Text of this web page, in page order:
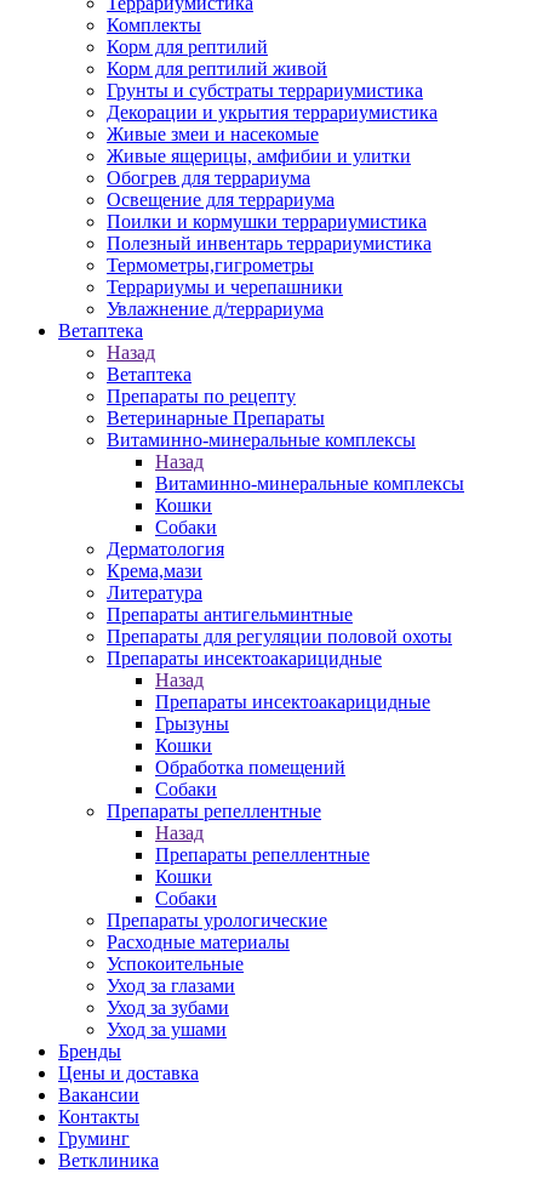
Комплекты
Корм для рептилий
Корм для рептилий живой
Грунты и субстраты террариумистика
Декорации и укрытия террариумистика
Живые змеи и насекомые
Живые ящерицы, амфибии и улитки
Обогрев для террариума
Освещение для террариума
Поилки и кормушки террариумистика
Полезный инвентарь террариумистика
Термометры,гигрометры
Террариумы и черепашники
Увлажнение д/террариума
Ветаптека
Назад
Ветаптека
Препараты по рецепту
Ветеринарные Препараты
Витаминно-минеральные комплексы
Назад
Витаминно-минеральные комплексы
Кошки
Собаки
Дерматология
Крема,мази
Литература
Препараты антигельминтные
Препараты для регуляции половой охоты
Препараты инсектоакарицидные
Назад
Препараты инсектоакарицидные
Грызуны
Кошки
Обработка помещений
Собаки
Препараты репеллентные
Назад
Препараты репеллентные
Кошки
Собаки
Препараты урологические
Расходные материалы
Успокоительные
Уход за глазами
Уход за зубами
Уход за ушами
Бренды
Цены и доставка
Вакансии
Контакты
Груминг
Ветклиника